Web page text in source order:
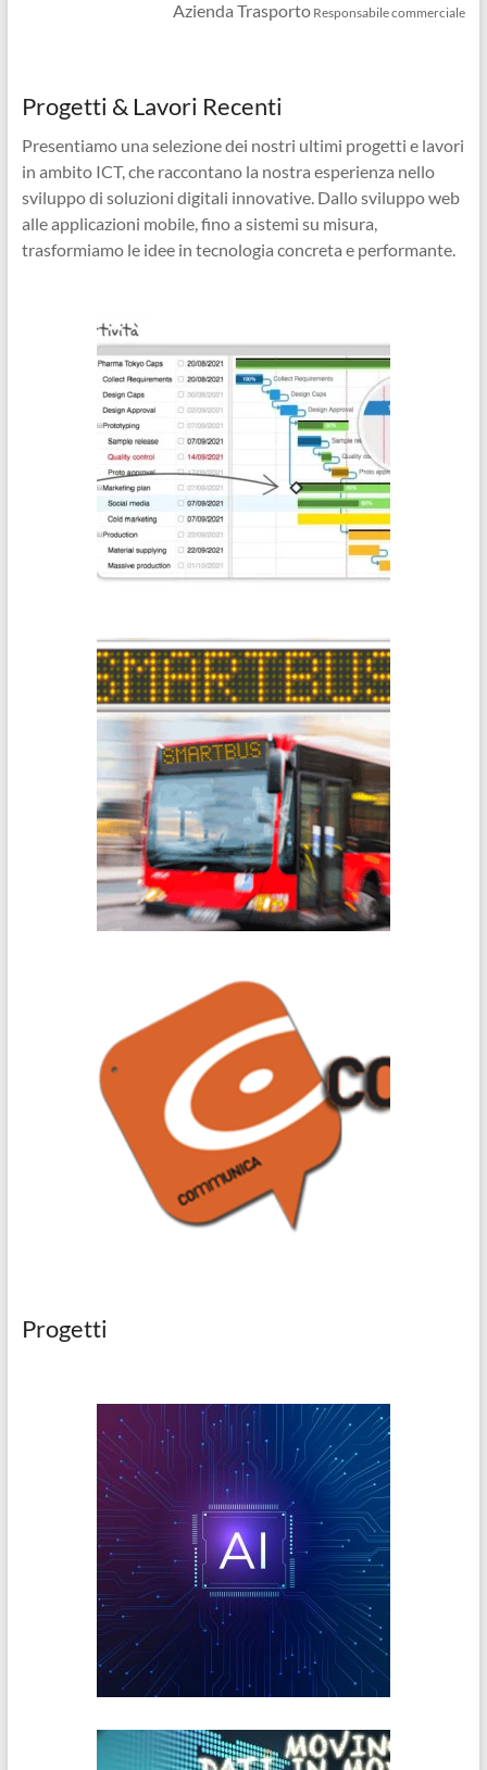
Azienda Trasporto Responsabile commerciale
Progetti & Lavori Recenti
Presentiamo una selezione dei nostri ultimi progetti e lavori
in ambito ICT, che raccontano la nostra esperienza nello
sviluppo di soluzioni digitali innovative. Dallo sviluppo web
alle applicazioni mobile, fino a sistemi su misura,
trasformiamo le idee in tecnologia concreta e performante.
Progetti